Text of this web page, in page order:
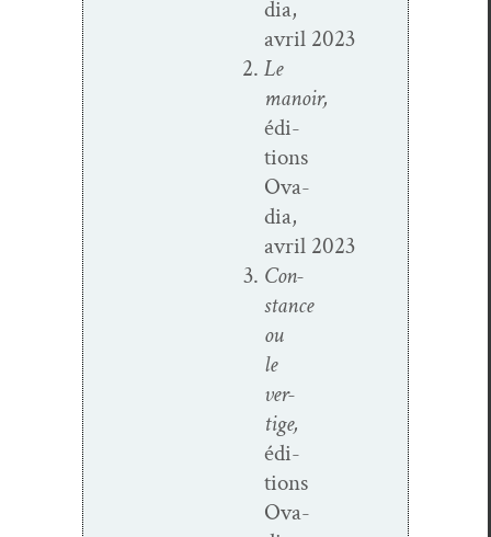
dia,
avril 2023
Le
manoir,
édi­
tions
Ova­
dia,
avril 2023
Con­
stance
ou
le
ver­
tige,
édi­
tions
Ova­